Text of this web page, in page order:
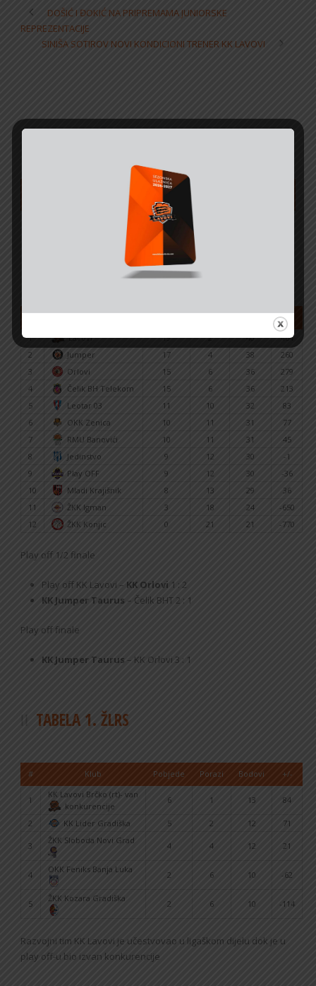
DOŠIĆ I ĐOKIĆ NA PRIPREMAMA JUNIORSKE
REPREZENTACIJE
SINIŠA SOTIROV NOVI KONDICIONI TRENER KK LAVOVI
SVE UTAKMICE
TABELA PRVENSTVA BIH ZA ŽENE
+/-
1
Lavovi 19 2 40
464
2
Jumper 17 4 38
260
3
Orlovi 15 6 36
279
4
Čelik BH Telekom 15 6 36
213
5
Leotar 03 11 10 32
83
6
OKK Zenica 10 11 31
77
7
RMU Banovići 10 11 31
45
8
Jedinstvo 9 12 30
-1
9
Play OFF 9 12 30
-36
10
Mladi Krajišnik 8 13 29
36
11
ŽKK Igman 3 18 24
-650
12
ŽKK Konjic 0 21 21 -770
Play off 1/2 finale
Play off KK Lavovi – KK Orlovi 1 : 2
KK Jumper Taurus – Čelik BHT 2 : 1
Play off finale
KK Jumper Taurus – KK Orlovi 3 : 1
TABELA 1. ŽLRS
# Klub Pobjede Porazi Bodovi +/-
1
KK Lavovi Brčko (rt)- van
konkurencije
6 1 13 84
2 KK Lider Gradiška 5 2 12 71
3
ŽKK Sloboda Novi Grad
4 4 12 21
4
OKK Feniks Banja Luka
2 6 10 -62
5
ŽKK Kozara Gradiška
2 6 10 -114
Razvojni tim KK Lavovi je učestvovao u ligaškom dijelu dok je u
play off-u bio izvan konkurencije